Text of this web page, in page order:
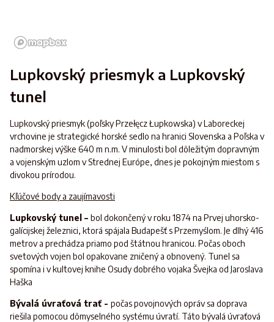
Lupkovský priesmyk a Lupkovský
tunel
Lupkovský priesmyk (poľsky Przełęcz Łupkowska) v Laboreckej
vrchovine je strategické horské sedlo na hranici Slovenska a Poľska v
nadmorskej výške 640 m n.m. V minulosti bol dôležitým dopravným
a vojenským uzlom v Strednej Európe, dnes je pokojným miestom s
divokou prírodou.
Kľúčové body a zaujímavosti
Lupkovský tunel – bol dokončený v roku 1874 na Prvej uhorsko-
galícijskej železnici, ktorá spájala Budapešť s Przemyślom. Je dlhý 416
metrov a prechádza priamo pod štátnou hranicou. Počas oboch
svetových vojen bol opakovane zničený a obnovený. Tunel sa
spomína i v kultovej knihe Osudy dobrého vojaka Švejka od Jaroslava
Haška
Bývalá úvraťová trať - počas povojnových opráv sa doprava
riešila pomocou dômyselného systému úvratí. Táto bývalá úvraťová